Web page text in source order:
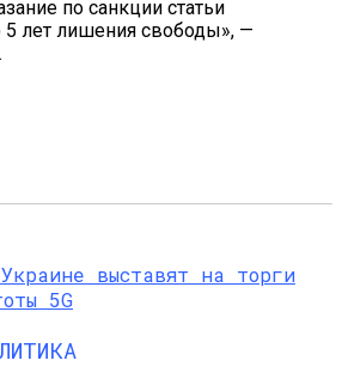
по санкции статьи
5 лет лишения свободы», —